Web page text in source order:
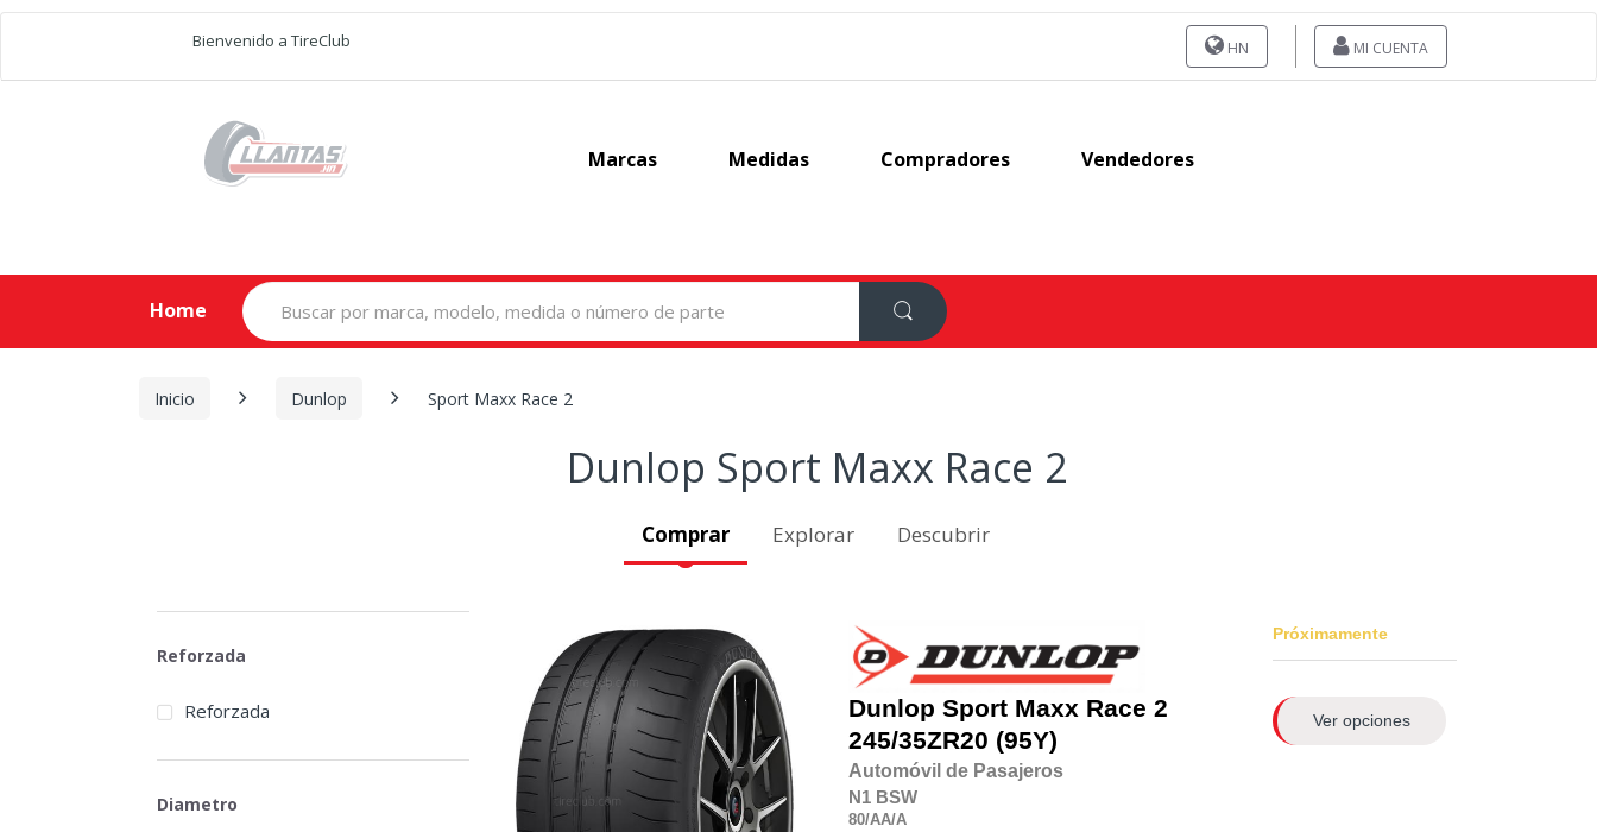
Bienvenido a TireClub HN MI CUENTA
Marcas Medidas Compradores Vendedores
Home
Search
for:
Inicio Dunlop Sport Maxx Race 2
Dunlop Sport Maxx Race 2
Comprar Explorar Descubrir
Dunlop Sport Maxx Race 2
245/35ZR20 (95Y)
Automóvil de Pasajeros
N1 BSW
80/AA/A
Próximamente
Ver opciones
Reforzada
Reforzada
Diametro